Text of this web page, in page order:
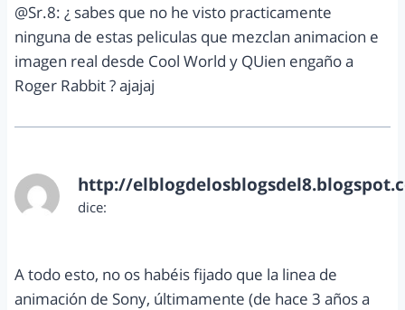
@Sr.8: ¿ sabes que no he visto practicamente
ninguna de estas peliculas que mezclan animacion e
imagen real desde Cool World y QUien engaño a
Roger Rabbit ? ajajaj
http://
dice:
A todo esto, no os habéis fijado que la linea de
animación de Sony, últimamente (de hace 3 años a